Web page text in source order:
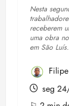
Nesta
receberem
uma obra
em São Luís.
seg